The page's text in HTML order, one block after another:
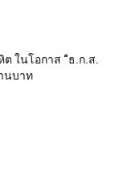
ในโอกาส “ธ.ก.ส.
นบาท